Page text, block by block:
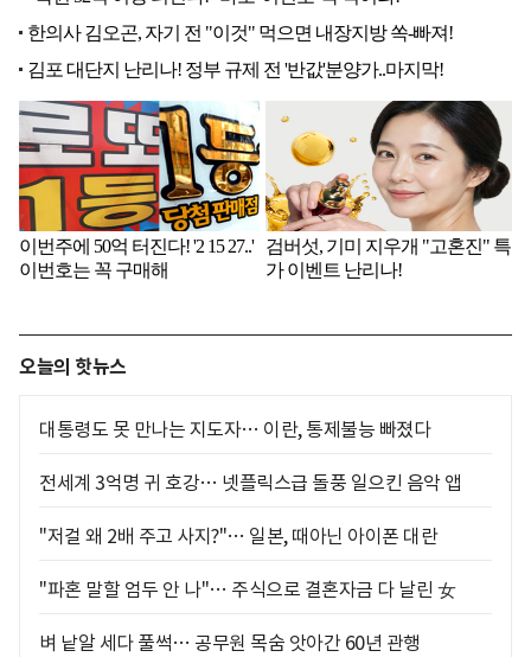
오늘의 핫뉴스
대통령도 못 만나는 지도자… 이란, 통제불능 빠졌다
전세계 3억명 귀 호강… 넷플릭스급 돌풍 일으킨 음악 앱
"저걸 왜 2배 주고 사지?"… 일본, 때아닌 아이폰 대란
"파혼 말할 엄두 안 나"… 주식으로 결혼자금 다 날린 女
벼 낱알 세다 풀썩… 공무원 목숨 앗아간 60년 관행